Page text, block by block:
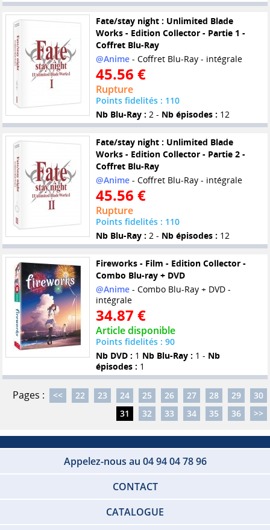
Fate/stay night : Unlimited Blade
Works - Edition Collector - Partie 1 -
Coffret Blu-Ray
@Anime- Coffret Blu-Ray - intégrale
45.56 €
Rupture
Points fidelités : 110
Nb Blu-Ray : 2 - Nb épisodes : 12
Fate/stay night : Unlimited Blade
Works - Edition Collector - Partie 2 -
Coffret Blu-Ray
@Anime- Coffret Blu-Ray - intégrale
45.56 €
Rupture
Points fidelités : 110
Nb Blu-Ray : 2 - Nb épisodes : 12
Fireworks - Film - Edition Collector -
Combo Blu-ray + DVD
@Anime- Combo Blu-Ray + DVD -
intégrale
34.87 €
Article disponible
Points fidelités : 90
Nb DVD : 1 Nb Blu-Ray : 1 - Nb
épisodes : 1
Pages : << 22 23 24 25 26 27 28 29
30
31
32 33 34 35 36 >>
Appelez-nous au 04 94 04 78 96
CONTACT
CATALOGUE